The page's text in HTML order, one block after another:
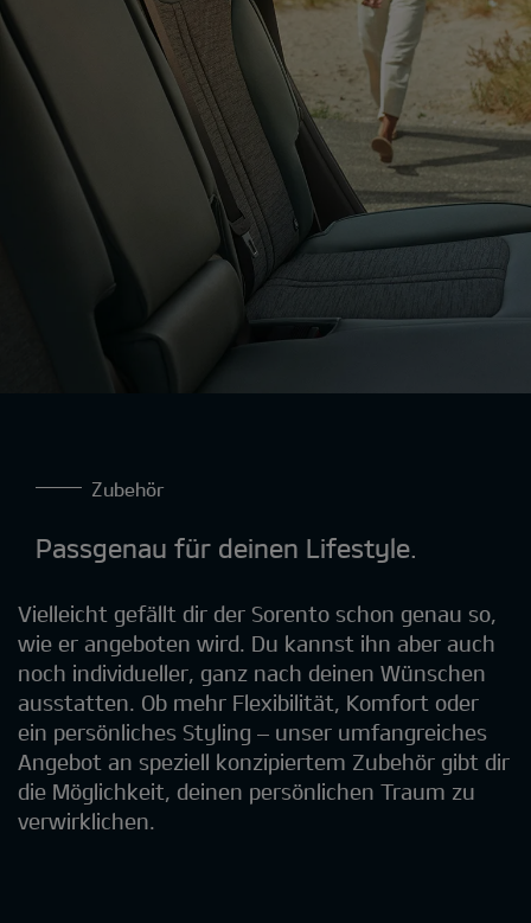
Zubehör
Passgenau für deinen Lifestyle.
Vielleicht gefällt dir der Sorento schon genau so,
wie er angeboten wird. Du kannst ihn aber auch
noch individueller, ganz nach deinen Wünschen
ausstatten. Ob mehr Flexibilität, Komfort oder
ein persönliches Styling – unser umfangreiches
Angebot an speziell konzipiertem Zubehör gibt dir
die Möglichkeit, deinen persönlichen Traum zu
verwirklichen.